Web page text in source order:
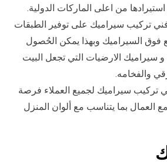
من اعلى الماركات الدولية.
تركيب سيراميك على توفير الطبقات
فوق السيراميك وبهذا يمكن الحُصول
سيراميك الارضيات التي تجعل البيت
والفخامه.
تركيب سيراميك لجميع العملاء فرصة
مع العمال بما يتناسب مع ألوان المنزل